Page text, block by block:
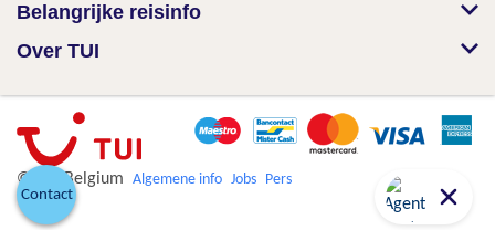
Belangrijke reisinfo
Over TUI
© TUI Belgium Algemene info Jobs Pers
Contact